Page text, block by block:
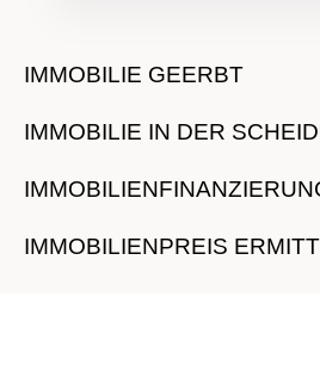
IMMOBILIE GEERBT
IMMOBILIE IN DER
IMMOBILIENPREIS